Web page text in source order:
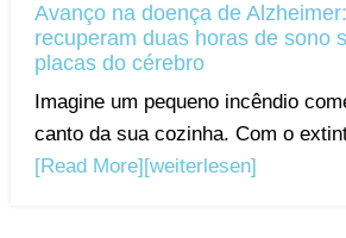
Avanço na doença de
recuperam duas horas de sono
placas do cérebro
Imagine um pequeno incêndio
canto da sua cozinha. Com o
[Read More][weiterlesen]